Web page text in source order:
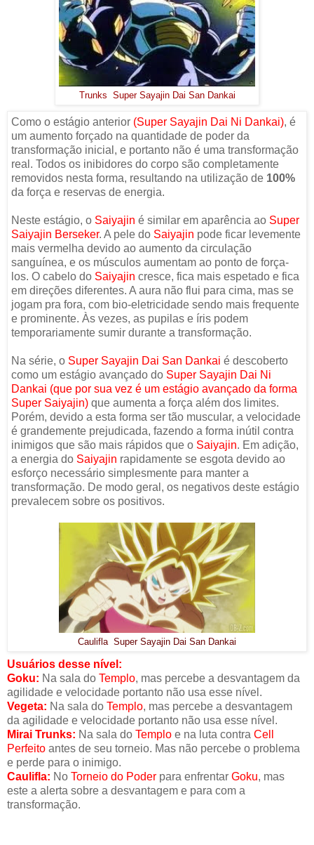
Trunks Super Sayajin Dai San Dankai
Como o estágio anterior (Super Sayajin Dai Ni Dankai), é
um aumento forçado na quantidade de poder da
transformação inicial, e portanto não é uma transformação
real. Todos os inibidores do corpo são completamente
removidos nesta forma, resultando na utilização de 100%
da força e reservas de energia.
Neste estágio, o Saiyajin é similar em aparência ao Super
Saiyajin Berseker. A pele do Saiyajin pode ficar levemente
mais vermelha devido ao aumento da circulação
sanguínea, e os músculos aumentam ao ponto de força-
los. O cabelo do Saiyajin cresce, fica mais espetado e fica
em direções diferentes. A aura não flui para cima, mas se
jogam pra fora, com bio-eletricidade sendo mais frequente
e prominente. Às vezes, as pupilas e íris podem
temporariamente sumir durante a transformação.
Na série, o Super Sayajin Dai San Dankai é descoberto
como um estágio avançado do Super Sayajin Dai Ni
Dankai (que por sua vez é um estágio avançado da forma
Super Saiyajin) que aumenta a força além dos limites.
Porém, devido a esta forma ser tão muscular, a velocidade
é grandemente prejudicada, fazendo a forma inútil contra
inimigos que são mais rápidos que o Saiyajin. Em adição,
a energia do Saiyajin rapidamente se esgota devido ao
esforço necessário simplesmente para manter a
transformação. De modo geral, os negativos deste estágio
prevalecem sobre os positivos.
Caulifla Super Sayajin Dai San Dankai
Usuários desse nível:
Goku: Na sala do Templo, mas percebe a desvantagem da
agilidade e velocidade portanto não usa esse nível.
Vegeta: Na sala do Templo, mas percebe a desvantagem
da agilidade e velocidade portanto não usa esse nível.
Mirai Trunks: Na sala do Templo e na luta contra Cell
Perfeito antes de seu torneio. Mas não percebe o problema
e perde para o inimigo.
Caulifla: No Torneio do Poder para enfrentar Goku, mas
este a alerta sobre a desvantagem e para com a
transformação.